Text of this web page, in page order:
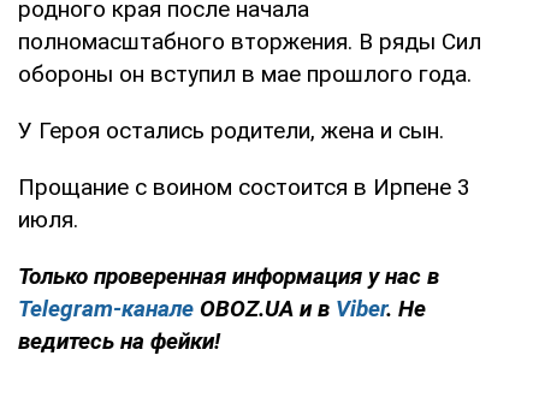
родного края после начала
полномасштабного вторжения. В ряды Сил
обороны он вступил в мае прошлого года.
У Героя остались родители, жена и сын.
Прощание с воином состоится в Ирпене 3
июля.
Только проверенная информация у нас в
Telegram-канале OBOZ.UA и в Viber. Не
ведитесь на фейки!